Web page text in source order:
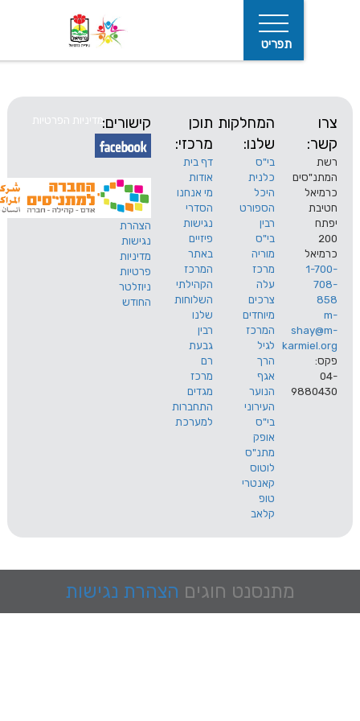
המחלקות
שלנו:
בי"ס
כלנית
היכל
הספורט
רבין
בי"ס
מוריה
מרכז
עלה
צרכים
מיוחדים
המרכז
לגיל
הרך
אגף
הנוער
תוכן
מרכזי:
דף בית
אודות
מי אנחנו
הסדרי
נגישות
פיזיים
באתר
המרכז
הקהילתי
השלוחות
שלנו
רבין
גבעת
רם
מרכז
מגדים
התחברות
למערכת
קישורים:
הצהרת
נגישות
מדיניות
פרטיות
ניוזלטר
החודש
מדיניות הפרטיות
מתנסנט חוגים הצהרת נגישות